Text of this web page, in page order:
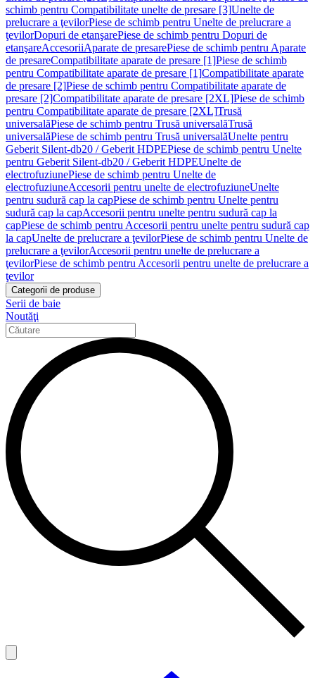
schimb pentru Compatibilitate unelte de presare [3]Unelte de
prelucrare a ţevilorPiese de schimb pentru Unelte de prelucrare a
ţevilorDopuri de etanşarePiese de schimb pentru Dopuri de
etanşareAccesoriiAparate de presarePiese de schimb pentru Aparate
de presareCompatibilitate aparate de presare [1]Piese de schimb
pentru Compatibilitate aparate de presare [1]Compatibilitate aparate
de presare [2]Piese de schimb pentru Compatibilitate aparate de
presare [2]Compatibilitate aparate de presare [2XL]Piese de schimb
pentru Compatibilitate aparate de presare [2XL]Trusă
universalăPiese de schimb pentru Trusă universalăTrusă
universalăPiese de schimb pentru Trusă universalăUnelte pentru
Geberit Silent-db20 / Geberit HDPEPiese de schimb pentru Unelte
pentru Geberit Silent-db20 / Geberit HDPEUnelte de
electrofuziunePiese de schimb pentru Unelte de
electrofuziuneAccesorii pentru unelte de electrofuziuneUnelte
pentru sudură cap la capPiese de schimb pentru Unelte pentru
sudură cap la capAccesorii pentru unelte pentru sudură cap la
capPiese de schimb pentru Accesorii pentru unelte pentru sudură cap
la capUnelte de prelucrare a ţevilorPiese de schimb pentru Unelte de
prelucrare a ţevilorAccesorii pentru unelte de prelucrare a
ţevilorPiese de schimb pentru Accesorii pentru unelte de prelucrare a
ţevilor
Categorii de produse
Serii de baie
Noutăţi